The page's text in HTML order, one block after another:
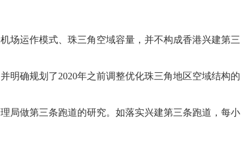
运作模式、珠三角空域容量，并不构成香港兴建第三
确规划了2020年之前调整优化珠三角地区空域结构的
做第三条跑道的研究。如落实兴建第三条跑道，每小